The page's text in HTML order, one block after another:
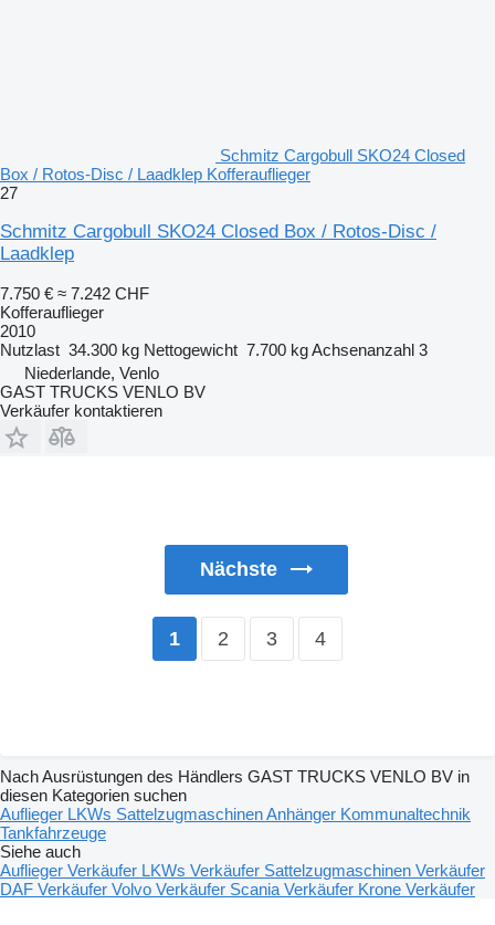
Schmitz Cargobull SKO24 Closed
Box / Rotos-Disc / Laadklep Kofferauflieger
27
Schmitz Cargobull SKO24 Closed Box / Rotos-Disc /
Laadklep
7.750 € ≈ 7.242 CHF
Kofferauflieger
2010
Nutzlast 34.300 kg Nettogewicht 7.700 kgAchsenanzahl 3
Niederlande, Venlo
GAST TRUCKS VENLO BV
Verkäufer kontaktieren
Nächste
1 2 3 4
Nach Ausrüstungen des Händlers GAST TRUCKS VENLO BV in
diesen Kategorien suchen
Auflieger LKWs SattelzugmaschinenAnhänger Kommunaltechnik
Tankfahrzeuge
Siehe auch
Auflieger Verkäufer LKWs Verkäufer Sattelzugmaschinen Verkäufer
DAF Verkäufer Volvo Verkäufer Scania Verkäufer Krone Verkäufer